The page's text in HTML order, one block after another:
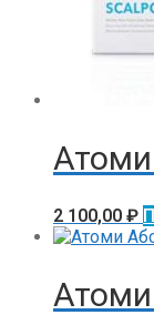
2 100,00 ₽